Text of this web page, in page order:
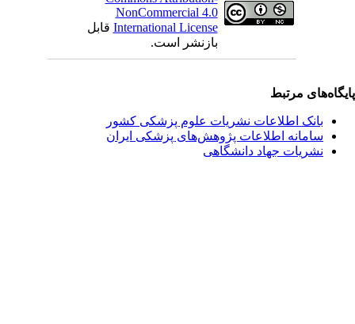
NonCommercial 4.0
International Licenseقابل
بازنشر است.
مرتبط
بانک اطلاعات نشریات علوم پزشکی کشور
سامانه اطلاعات پژوهش‌های پزشکی ایران
نشریات جهاد دانشگاهی